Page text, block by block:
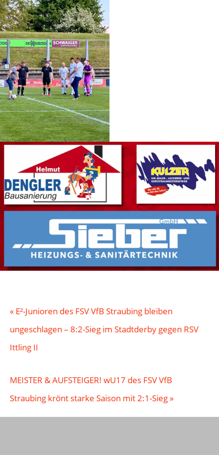
« E²-Junioren des FSV VfB Straubing bleiben
ungeschlagen – 8:2-Sieg im Stadtderby gegen RSV
Ittling II
MEISTER & AUFSTEIGER! wU17 des FSV VfB
Straubing krönt starke Saison mit 2:1-Sieg»